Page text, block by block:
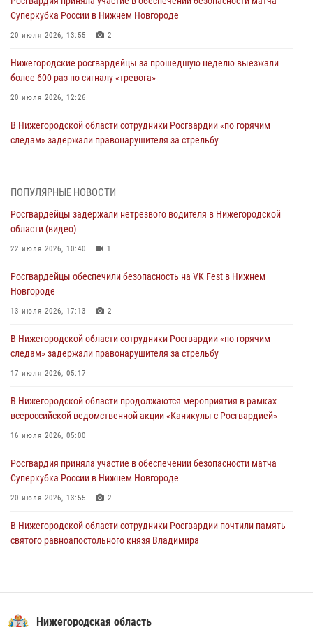
Суперкубка России в Нижнем Новгороде
20 июля 2026, 13:55 2
Нижегородские росгвардейцы за прошедшую неделю выезжали
более 600 раз по сигналу «тревога»
20 июля 2026, 12:26
В Нижегородской области сотрудники Росгвардии «по горячим
следам» задержали правонарушителя за стрельбу
В Нижегородской области продолжаются мероприятия в рамках
16 июля 2026, 05:00
Росгвардейцы обеспечили безопасность на VK Fest в Нижнем
13 июля 2026, 17:13
Нижегородские росгвардейцы за прошедшую неделю выезжали
13 июля 2026, 06:45
Росгвардейцы предотвратили серию краж в Нижнем Новгороде
ПОПУЛЯРНЫЕ НОВОСТИ
Росгвардейцы задержали нетрезвого водителя в Нижегородской
области (видео)
22 июля 2026, 10:40 1
Росгвардейцы обеспечили безопасность на VK Fest в Нижнем
Новгороде
13 июля 2026, 17:13 2
В Нижегородской области сотрудники Росгвардии «по горячим
следам» задержали правонарушителя за стрельбу
17 июля 2026, 05:17
В Нижегородской области продолжаются мероприятия в рамках
всероссийской ведомственной акции «Каникулы с Росгвардией»
16 июля 2026, 05:00
Росгвардия приняла участие в обеспечении безопасности матча
Суперкубка России в Нижнем Новгороде
20 июля 2026, 13:55 2
В Нижегородской области сотрудники Росгвардии почтили память
святого равноапостольного князя Владимира
Нижегородская область